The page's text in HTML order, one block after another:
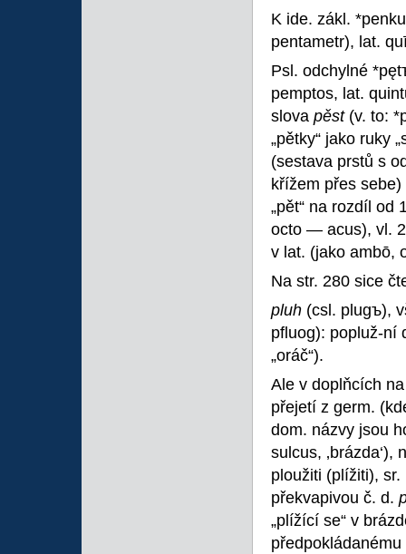
K ide. zákl.
pentametr), lat.
Psl. odchylné
pemptos, lat.
slova pěst (v. to:
„pětky“ jako ruky
(sestava prstů s
křížem přes
„pět“ na rozdíl
octo — acus), vl. 2
v lat. (jako ambō,
Na str. 280 sice
pluh (csl. plugъ),
pfluog): popluž-ní
„oráč“).
Ale v doplňcích
přejetí z germ.
dom. názvy jsou
sulcus,
ploužiti (plížiti),
překvapivou č. d.
„plížící se“ v